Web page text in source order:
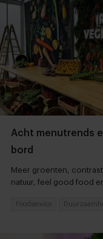
Acht menutrends
bord
Meer groenten,
natuur, feel good food
Foodservice